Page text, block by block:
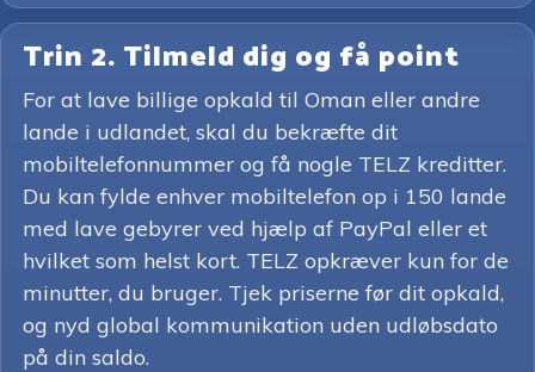
Trin 2. Tilmeld dig og få point
For at lave billige opkald til Oman eller andre
lande i udlandet, skal du bekræfte dit
mobiltelefonnummer og få nogle TELZ kreditter.
Du kan fylde enhver mobiltelefon op i 150 lande
med lave gebyrer ved hjælp af PayPal eller et
hvilket som helst kort. TELZ opkræver kun for de
minutter, du bruger. Tjek priserne før dit opkald,
og nyd global kommunikation uden udløbsdato
på din saldo.